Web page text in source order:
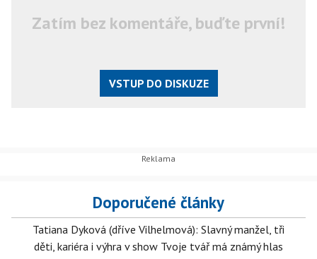
Zatím bez komentáře, buďte první!
VSTUP DO DISKUZE
Doporučené články
Tatiana Dyková (dříve Vilhelmová): Slavný manžel, tři
děti, kariéra i výhra v show Tvoje tvář má známý hlas